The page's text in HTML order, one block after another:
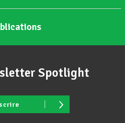
Spotlight